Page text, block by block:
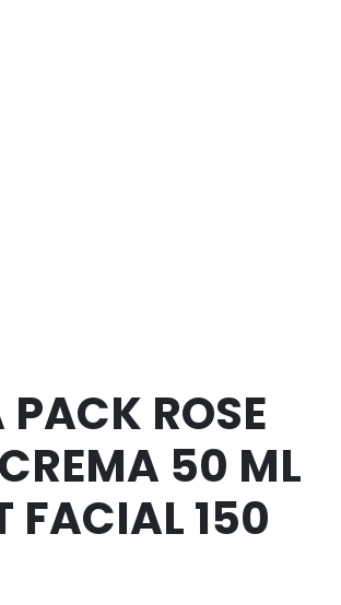
ROSE
50 ML
FACIAL 150